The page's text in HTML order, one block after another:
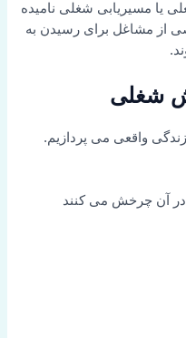
یا مسیریابی شغلی نامیده
از مشاغل برای رسیدن به
شغلی
واقعی می پردازیم.
در آن چرخش می کنند